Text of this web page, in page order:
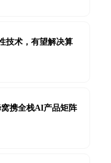
技术，有望解决算
携全栈AI产品矩阵